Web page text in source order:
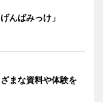
んばみっけ」
まな資料や体験を